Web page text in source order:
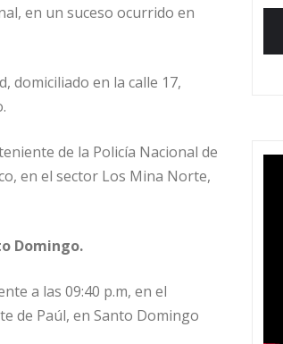
en un suceso ocurrido en
domiciliado en la calle 17,
de la Policía Nacional de
en el sector Los Mina Norte,
Domingo.
a las 09:40 p.m, en el
de Paúl, en Santo Domingo